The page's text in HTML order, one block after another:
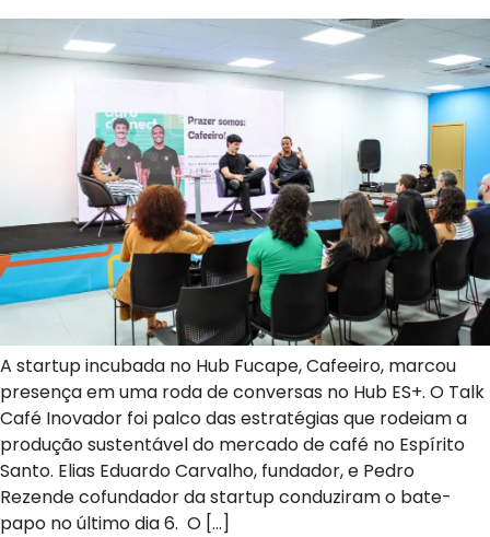
A startup incubada no Hub Fucape, Cafeeiro, marcou
presença em uma roda de conversas no Hub ES+. O Talk
Café Inovador foi palco das estratégias que rodeiam a
produção sustentável do mercado de café no Espírito
Santo. Elias Eduardo Carvalho, fundador, e Pedro
Rezende cofundador da startup conduziram o bate-
papo no último dia 6. O […]